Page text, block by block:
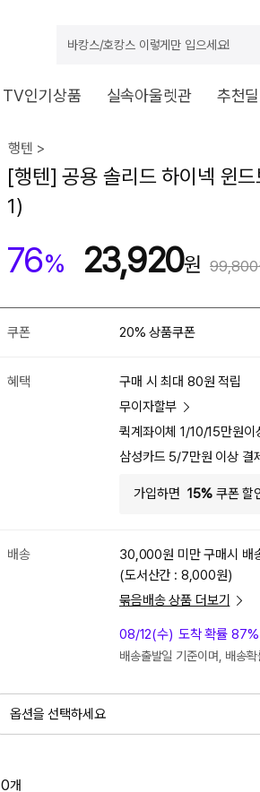
바캉스/호캉스 이렇게만 입으세요!
TV인기상품 실속아울렛관 추천딜
행텐 >
[행텐] 공용 솔리드 하이넥 윈
1)
76% 23,920 99,800
쿠폰 20% 상품쿠폰
혜택
구매 시 최대 80원 적립
무이자할부
퀵계좌이체 1/10/15만원이
삼성카드 5/7만원 이상
가입하면 15%쿠폰 할
배송 30,000원 미만 구매시 배
(도서산간 : 8,000원)
묶음배송 상품 더보기
08/12(수) 도착 확률 87%
배송출발일 기준이며, 배송
옵션을 선택하세요
0개